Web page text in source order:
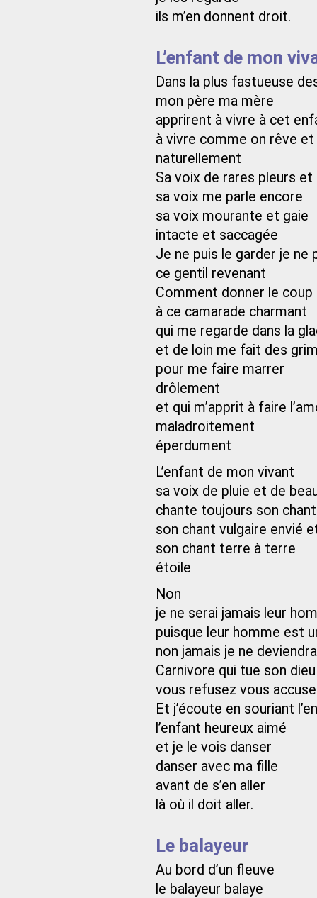
ils m’en donnent droit.
L’enfant de mon
Dans la plus fastueuse
mon père ma mère
apprirent à vivre à cet
à vivre comme on rêve et
naturellement
Sa voix de rares pleurs
sa voix me parle encore
sa voix mourante et gaie
intacte et saccagée
Je ne puis le garder je ne
ce gentil revenant
Comment donner le coup
à ce camarade charmant
qui me regarde dans la
et de loin me fait des
pour me faire marrer
drôlement
et qui m’apprit à faire
maladroitement
éperdument
L’enfant de mon vivant
sa voix de pluie et de
chante toujours son
son chant vulgaire envié
son chant terre à terre
étoile
Non
je ne serai jamais leur
puisque leur homme est
non jamais je ne
Carnivore qui tue son
vous refusez vous
Et j’écoute en souriant
l’enfant heureux aimé
et je le vois danser
danser avec ma fille
avant de s’en aller
là où il doit aller.
Le balayeur
Au bord d’un fleuve
le balayeur balaye